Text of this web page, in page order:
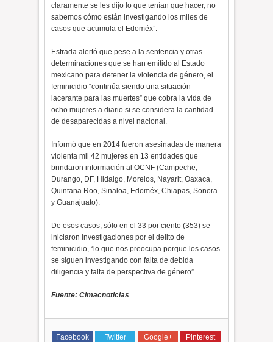
claramente se les dijo lo que tenían que hacer, no
sabemos cómo están investigando los miles de
casos que acumula el Edoméx”.
Estrada alertó que pese a la sentencia y otras
determinaciones que se han emitido al Estado
mexicano para detener la violencia de género, el
feminicidio “continúa siendo una situación
lacerante para las muertes” que cobra la vida de
ocho mujeres a diario si se considera la cantidad
de desaparecidas a nivel nacional.
Informó que en 2014 fueron asesinadas de manera
violenta mil 42 mujeres en 13 entidades que
brindaron información al OCNF (Campeche,
Durango, DF, Hidalgo, Morelos, Nayarit, Oaxaca,
Quintana Roo, Sinaloa, Edoméx, Chiapas, Sonora
y Guanajuato).
De esos casos, sólo en el 33 por ciento (353) se
iniciaron investigaciones por el delito de
feminicidio, “lo que nos preocupa porque los casos
se siguen investigando con falta de debida
diligencia y falta de perspectiva de género”.
Fuente: Cimacnoticias
Facebook Twitter Google+
Pinterest